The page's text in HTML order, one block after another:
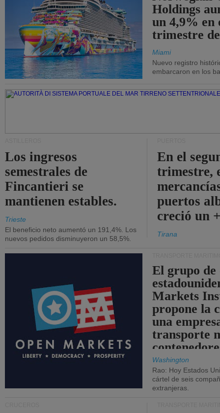
Holdings
un 4,9% en
trimestre
Miami
Nuevo registro
embarcaron en los
Los ingresos
semestrales de
Fincantieri se
mantienen estables.
Trieste
El beneficio neto aumentó un 191,4%. Los
nuevos pedidos disminuyeron un 58,5%.
En el
trimestre,
puertos
creció un
Tirana
El grupo de
Markets
propone la
una
transporte
Washington
Rao: Hoy Estados
cártel de seis
extranjeras.